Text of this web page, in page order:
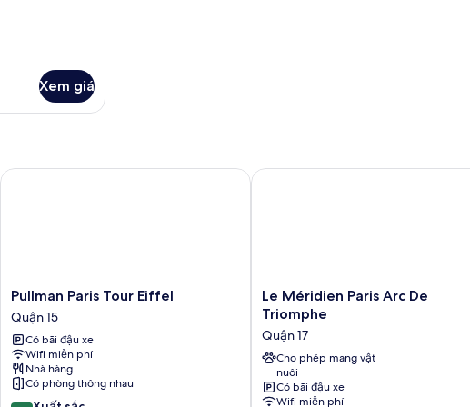
Xem giá
Pullman
Paris
Tour
Eiffel
Quận
15
Pullman Paris Tour Eiffel
Quận 15
Có bãi đậu xe
Wifi miễn phí
Nhà hàng
Có phòng thông nhau
Pullman Paris Tour Eiffel
Le
Méridien
Paris
Arc
De
Triomphe
Quận
Le Méridien Paris Arc De
Triomphe
Quận 17
Cho phép mang vật
nuôi
Có bãi đậu xe
Wifi miễn phí
Le Méridien Paris Arc De Triomphe